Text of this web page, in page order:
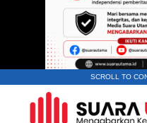
SCROLL TO